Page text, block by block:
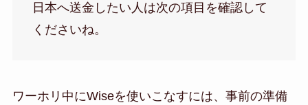
日本へ送金したい人は次の項目を確認して
くださいね。
ワーホリ中にWiseを使いこなすには、事前の準備